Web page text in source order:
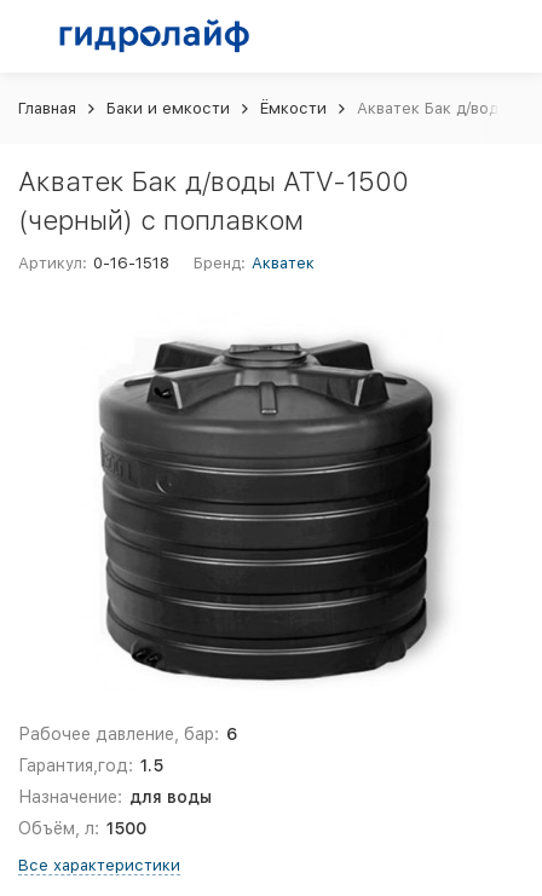
Главная Баки и емкости Ёмкости Акватек Бак д/воды
Акватек Бак д/воды ATV-1500
(черный) с поплавком
Артикул: 0-16-1518 Бренд: Акватек
Рабочее давление, бар: 6
Гарантия,год: 1.5
Назначение: для воды
Объём, л: 1500
Все характеристики